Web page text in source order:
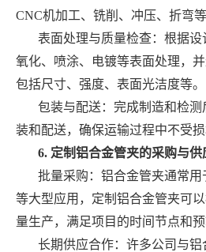
CNC机加工、铣削、冲压、折弯
表面处理与质量检查：根据
氧化、喷涂、电镀等表面处理，
包括尺寸、强度、表面光洁度等。
包装与配送：完成制造和检
装和配送，确保运输过程中不受损
6. 定制铝合金管夹的采购与供
批量采购：铝合金管夹通常
等大型应用，定制铝合金管夹可
量生产，满足项目的时间节点和预
长期供应合作：许多公司与